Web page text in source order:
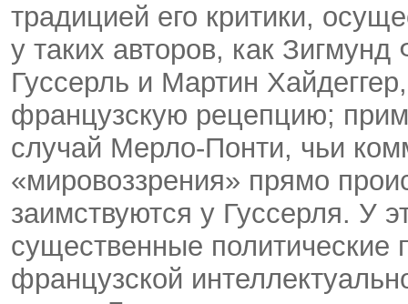
традицией его критики,
у таких авторов, как
Гуссерль и Мартин
французскую рецепцию;
случай Мерло-Понти, чьи
«мировоззрения» прямо
заимствуются у Гуссерля. У
существенные политические
французской